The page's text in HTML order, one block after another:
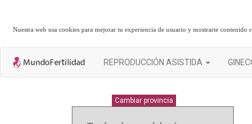
Nuestra web usa cookies para mejorar tu experiencia de usuario y mostrarte
REPRODUCCIÓN ASISTIDA
Cambiar provincia